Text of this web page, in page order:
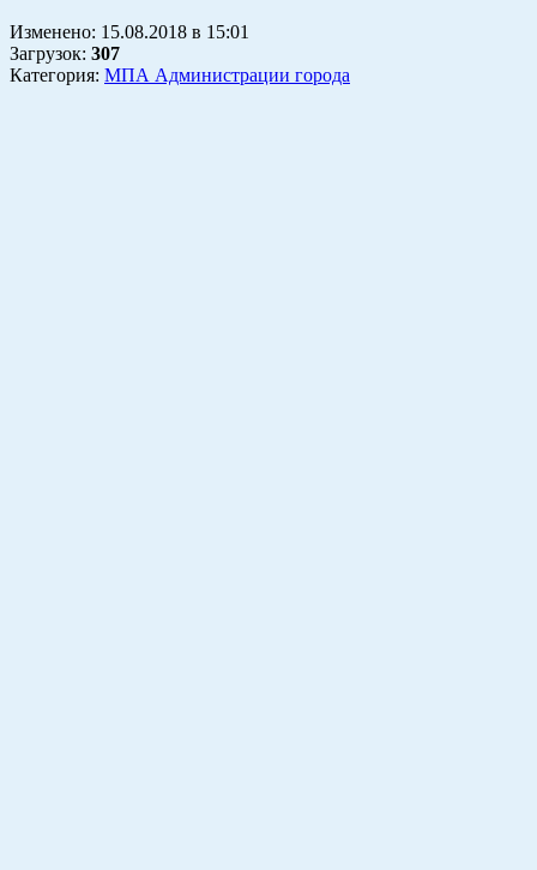
Изменено: 15.08.2018 в 15:01
Загрузок: 307
Категория: МПА Администрации города